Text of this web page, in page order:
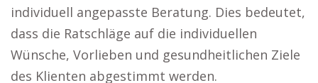
individuell angepasste Beratung. Dies bedeutet,
dass die Ratschläge auf die individuellen
Wünsche, Vorlieben und gesundheitlichen Ziele
des Klienten abgestimmt werden.